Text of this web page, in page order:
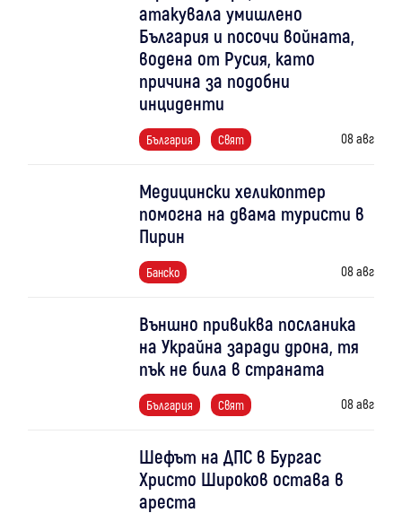
атакувала умишлено
България и посочи войната,
водена от Русия, като
причина за подобни
инциденти
България Свят 08 авг
Медицински хеликоптер
помогна на двама туристи в
Пирин
Банско 08 авг
Външно привиква посланика
на Украйна заради дрона, тя
пък не била в страната
България Свят 08 авг
Шефът на ДПС в Бургас
Христо Широков остава в
ареста